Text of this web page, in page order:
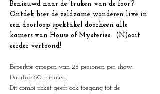
Benieuwd naar de ‘truken van de foor’?
Ontdek hier de zeldzame wonderen live in
een doorloop spektakel doorheen alle
kamers van House of Mysteries.  (N)ooit
eerder vertoond!
Beperkte groepen van 25 personen per show.
Duurtijd: 60 minuten
Dit combi ticket geeft ook toegang tot de